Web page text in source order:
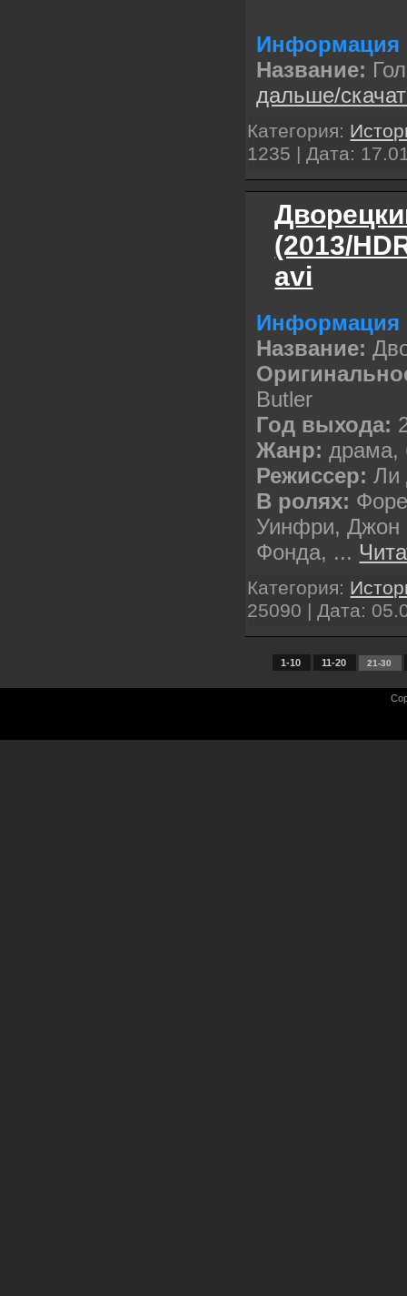
Название:
дальше/
Категория:
1235 | Дата:
(2013/
avi
Название:
Butler
Год выхода:
Жанр: драма,
Режиссер: Ли
В ролях:
Уинфри, Джон
Фонда, ...
Категория:
25090 | Дата:
1-10 11-20 21-30